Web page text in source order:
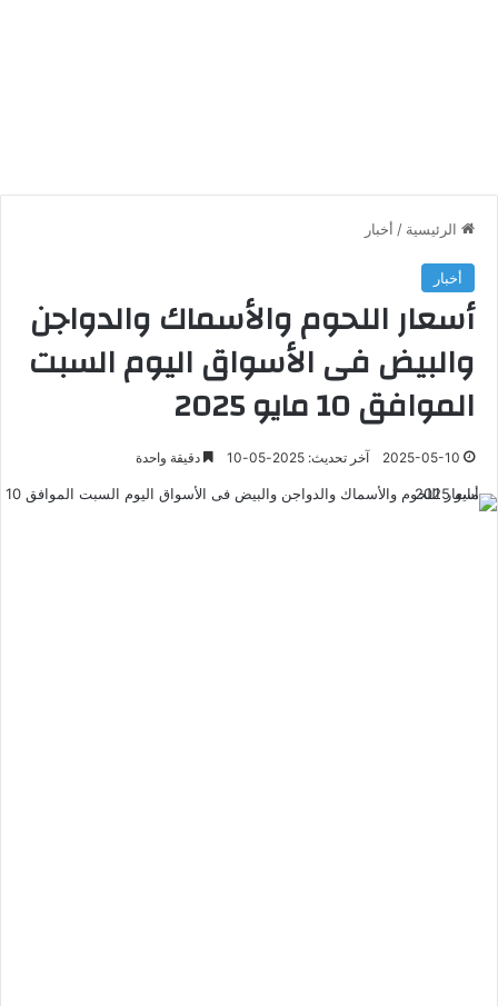
الرئيسية / أخبار
أخبار
أسعار اللحوم والأسماك والدواجن
والبيض فى الأسواق اليوم السبت
الموافق 10 مايو 2025
2025-05-10 آخر تحديث: 2025-05-10 دقيقة واحدة